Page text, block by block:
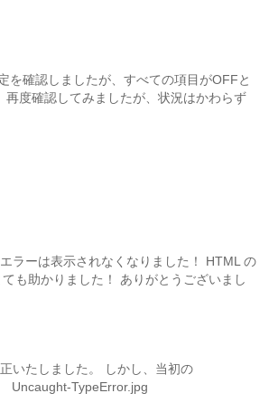
を確認しましたが、すべての項目がOFFと
度確認してみましたが、状況はかわらず
ラーは表示されなくなりました！ HTML の
も助かりました！ ありがとうございまし
いたしました。 しかし、当初の
Uncaught-TypeError.jpg